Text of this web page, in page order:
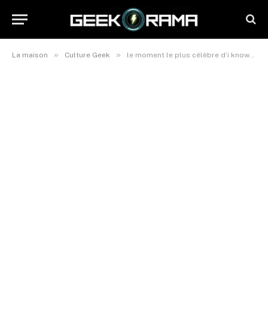
La maison » Culture Geek » le moment le plus célèbre d’i know what you did last summer a été écrit et réalisé par un enfant